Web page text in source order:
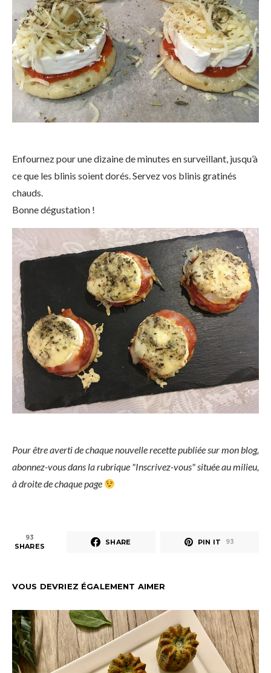
Enfournez pour une dizaine de minutes en surveillant, jusqu’à
ce que les blinis soient dorés. Servez vos blinis gratinés
chauds.
Bonne dégustation !
Pour être averti de chaque nouvelle recette publiée sur mon blog,
abonnez-vous dans la rubrique "Inscrivez-vous" située au milieu,
à droite de chaque page
93
SHARES SHARE PIN IT 93
VOUS DEVRIEZ ÉGALEMENT AIMER